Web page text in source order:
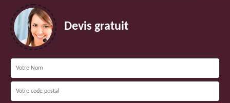
Devis gratuit